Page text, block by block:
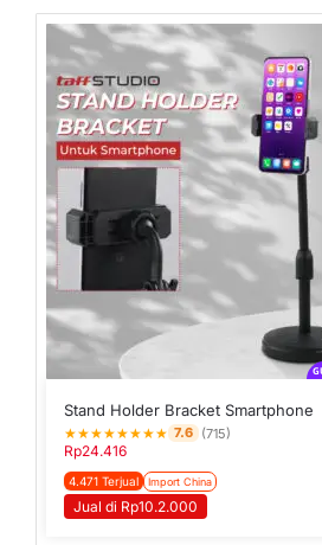
Stand Holder Bracket Smartphone
★★★★★★★★ 7.6 (715)
Rp24.416
4.471 Terjual Import China
Jual di Rp10.2.000